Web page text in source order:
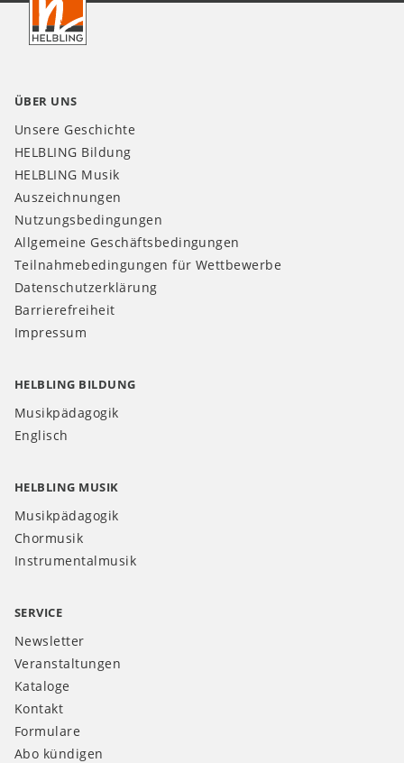
DE
ÜBER UNS
Unsere Geschichte
HELBLING Bildung
HELBLING Musik
Auszeichnungen
Nutzungsbedingungen
Allgemeine Geschäftsbedingungen
Teilnahmebedingungen für Wettbewerbe
Datenschutzerklärung
Barrierefreiheit
Impressum
HELBLING BILDUNG
Musikpädagogik
Englisch
HELBLING MUSIK
Musikpädagogik
Chormusik
Instrumentalmusik
SERVICE
Newsletter
Veranstaltungen
Kataloge
Kontakt
Formulare
Abo kündigen